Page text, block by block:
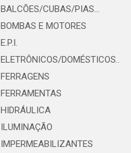
BALCÕES/CUBAS/PIAS...
BOMBAS E MOTORES
E.P.I.
ELETRÔNICOS/DOMÉSTICOS..
FERRAGENS
FERRAMENTAS
HIDRÁULICA
ILUMINAÇÃO
IMPERMEABILIZANTES